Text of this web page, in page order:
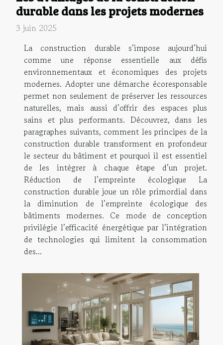
durable dans les projets modernes
3 juin 2025
La construction durable s’impose aujourd’hui
comme une réponse essentielle aux défis
environnementaux et économiques des projets
modernes. Adopter une démarche écoresponsable
permet non seulement de préserver les ressources
naturelles, mais aussi d’offrir des espaces plus
sains et plus performants. Découvrez, dans les
paragraphes suivants, comment les principes de la
construction durable transforment en profondeur
le secteur du bâtiment et pourquoi il est essentiel
de les intégrer à chaque étape d’un projet.
Réduction de l’empreinte écologique La
construction durable joue un rôle primordial dans
la diminution de l’empreinte écologique des
bâtiments modernes. Ce mode de conception
privilégie l’efficacité énergétique par l’intégration
de technologies qui limitent la consommation
des...